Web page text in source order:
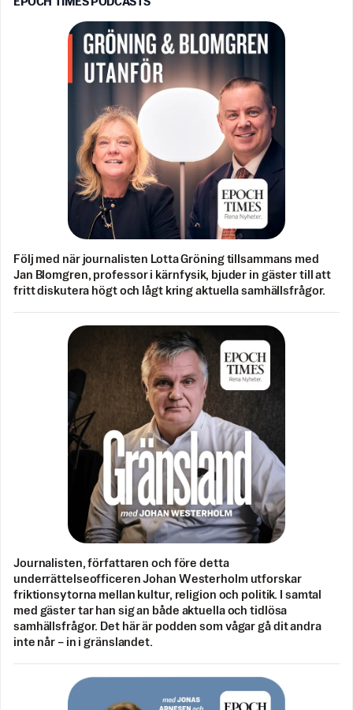
Följ med när journalisten Lotta Gröning tillsammans med
Jan Blomgren, professor i kärnfysik, bjuder in gäster till att
fritt diskutera högt och lågt kring aktuella samhällsfrågor.
Journalisten, författaren och före detta
underrättelseofficeren Johan Westerholm utforskar
friktionsytorna mellan kultur, religion och politik. I samtal
med gäster tar han sig an både aktuella och tidlösa
samhällsfrågor. Det här är podden som vågar gå dit andra
inte når – in i gränslandet.